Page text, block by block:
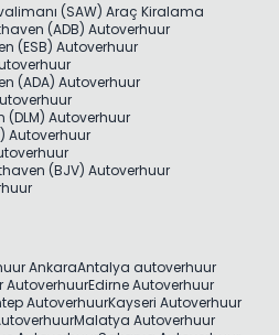
(SAW) Araç Kiralama
(ADB) Autoverhuur
(ESB) Autoverhuur
(ADA) Autoverhuur
Autoverhuur
Autoverhuur
(BJV) Autoverhuur
AnkaraAntalya autoverhuur
AutoverhuurEdirne Autoverhuur
AutoverhuurKayseri Autoverhuur
Malatya Autoverhuur